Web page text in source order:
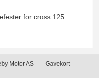
for cross 125
Motor AS Gavekort